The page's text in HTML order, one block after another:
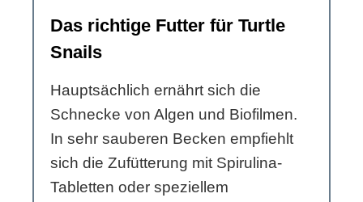
Das richtige Futter für Turtle
Snails
Hauptsächlich ernährt sich die
Schnecke von Algen und Biofilmen.
In sehr sauberen Becken empfiehlt
sich die Zufütterung mit Spirulina-
Tabletten oder speziellem